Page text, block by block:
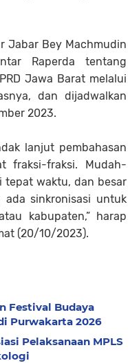
Jabar Bey Machmudin
Raperda tentang
Jawa Barat melalui
dan dijadwalkan
2023.
lanjut pembahasan
fraksi-fraksi. Mudah-
tepat waktu, dan besar
ada sinkronisasi untuk
kabupaten,” harap
(20/10/2023).
Festival Budaya
Purwakarta 2026
Pelaksanaan MPLS